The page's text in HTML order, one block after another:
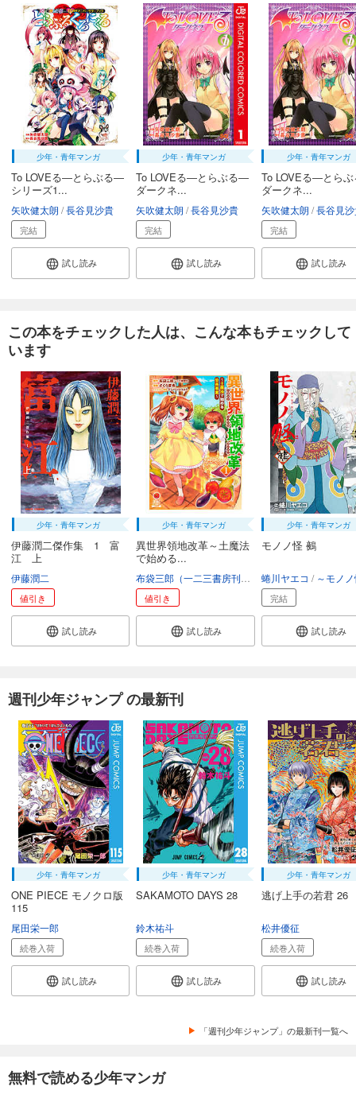
少年・青年マンガ
To LOVEる―とらぶる―
シリーズ1...
矢吹健太朗 長谷見沙貴
完結
試し読み
少年・青年マンガ
To LOVEる―とらぶる―
ダークネ...
矢吹健太朗 長谷見沙貴
完結
試し読み
少年・青年マンガ
To LOVEる―とら
ダークネ...
矢吹健太朗 長谷見
完結
試し読み
この本をチェックした人は、こんな本もチェックして
います
少年・青年マンガ
伊藤潤二傑作集 1 富
江 上
伊藤潤二
値引き
試し読み
少年・青年マンガ
異世界領地改革～土魔法
で始める...
さくら夏希 イシバシ
値引き
試し読み
少年・青年マンガ
モノノ怪 鵺
蜷川ヤエコ ～モノノ怪～製作委員会アニメ
完結
試し読み
週刊少年ジャンプ の最新刊
少年・青年マンガ
ONE PIECE モノクロ版
115
尾田栄一郎
続巻入荷
試し読み
少年・青年マンガ
SAKAMOTO DAYS 28
鈴木祐斗
続巻入荷
試し読み
少年・青年マンガ
逃げ上手の若君 26
松井優征
続巻入荷
試し読み
「週刊少年ジャンプ」の最新刊一覧へ
無料で読める少年マンガ